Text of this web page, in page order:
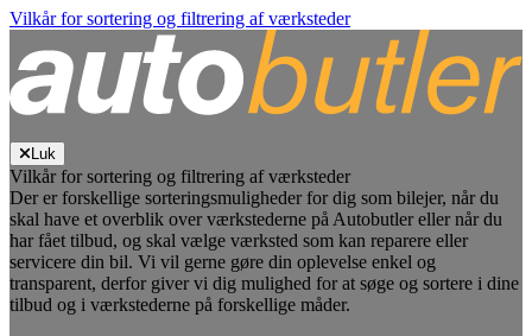
Vilkår for sortering og filtrering af værksteder
Luk
Vilkår for sortering og filtrering af værksteder
Der er forskellige sorteringsmuligheder for dig som bilejer, når du
skal have et overblik over værkstederne på Autobutler eller når du
har fået tilbud, og skal vælge værksted som kan reparere eller
servicere din bil. Vi vil gerne gøre din oplevelse enkel og
transparent, derfor giver vi dig mulighed for at søge og sortere i dine
tilbud og i værkstederne på forskellige måder.